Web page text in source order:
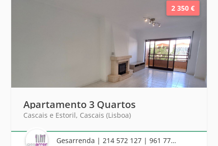
2 350 €
Apartamento 3 Quartos
Cascais e Estoril, Cascais (Lisboa)
Gesarrenda | 214 572 127 | 961 778 684